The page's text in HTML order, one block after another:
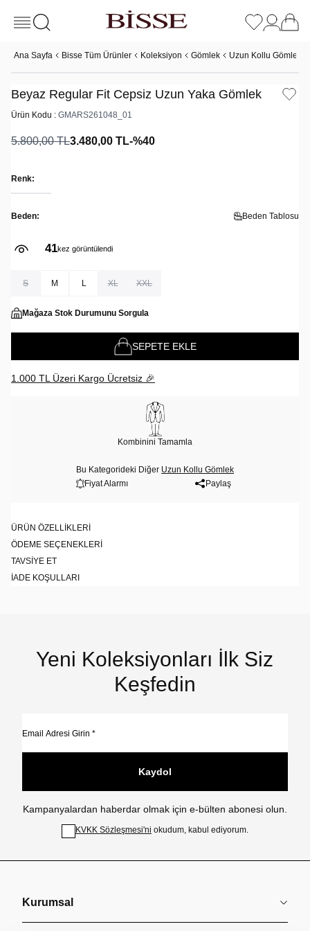
Ana Sayfa Bisse Tüm Ürünler Koleksiyon Gömlek Uzun Kollu Gömlek
Beyaz Regular Fit Cepsiz Uzun Yaka Gömlek
Ürün Kodu : GMARS261048_01
5.800,00TL3.480,00 TL-%40
Renk:
Beden: Beden Tablosu
41kez görüntülendi
S M L XL XXL
Mağaza Stok Durumunu Sorgula
SEPETE EKLE
1.000 TL Üzeri Kargo Ücretsiz 🎉
Kombinini Tamamla
Bu Kategorideki Diğer Uzun Kollu Gömlek
Fiyat Alarmı
Paylaş
ÜRÜN ÖZELLIKLERI
ÖDEME SEÇENEKLERI
TAVSIYE ET
İADE KOŞULLARI
Yeni Koleksiyonları İlk Siz
Keşfedin
Kaydol
Kampanyalardan haberdar olmak için e-bülten abonesi olun.
KVKK Sözleşmesi'ni okudum, kabul ediyorum.
Kurumsal